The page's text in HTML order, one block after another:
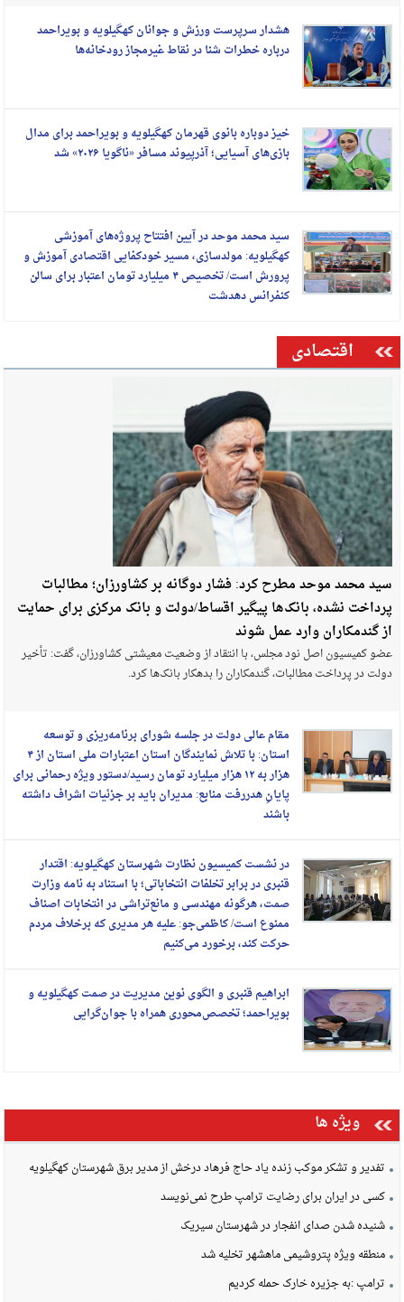
هشدار سرپرست ورزش و جوانان کهگیلویه و بویراحمد
درباره خطرات شنا در نقاط غیرمجاز رودخانه‌ها
خیز دوباره بانوی قهرمان کهگیلویه و بویراحمد برای مدال
بازی‌های آسیایی؛ آذرپیوند مسافر «ناگویا ۲۰۲۶» شد
سید محمد موحد در آیین افتتاح پروژه‌های آموزشی
کهگیلویه: مولدسازی، مسیر خودکفایی اقتصادی آموزش و
پرورش است/ تخصیص ۴ میلیارد تومان اعتبار برای سالن
کنفرانس دهدشت
اقتصادی
سید محمد موحد مطرح کرد: فشار دوگانه بر کشاورزان؛ مطالبات
پرداخت نشده، بانک‌ها پیگیر اقساط/دولت و بانک مرکزی برای حمایت
از گندمکاران وارد عمل شوند
عضو کمیسیون اصل نود مجلس، با انتقاد از وضعیت معیشتی کشاورزان، گفت: تأخیر
دولت در پرداخت مطالبات، گندمکاران را بدهکار بانک‌ها کرد.
مقام عالی دولت در جلسه شورای برنامه‌ریزی و توسعه
استان: با تلاش نمایندگان استان اعتبارات ملی استان از ۴
هزار به ۱۲ هزار میلیارد تومان رسید/دستور ویژه رحمانی برای
پایانِ هدررفت منابع: مدیران باید بر جزئیات اشراف داشته
باشند
در نشست کمیسیون نظارت شهرستان کهگیلویه: اقتدار
قنبری در برابر تخلفات انتخاباتی؛ با استناد به نامه وزارت
صمت، هرگونه مهندسی و مانع‌تراشی در انتخابات اصناف
ممنوع است/ کاظمی‌جو: علیه هر مدیری که برخلاف مردم
حرکت کند، برخورد می‌کنیم
ابراهیم قنبری و الگوی نوین مدیریت در صمت کهگیلویه و
بویراحمد؛ تخصص‌محوری همراه با جوان‌گرایی
ویژه ها
تفدیر و تشکر موکب زنده یاد حاج فرهاد درخش از مدیر برق شهرستان کهگیلویه
کسی در ایران برای رضایت ترامپ طرح نمی‌نویسد
شنیده شدن صدای انفجار در شهرستان سیریک
منطقه ویژه پتروشیمی ماهشهر تخلیه شد
ترامپ :به جزیره خارک حمله کردیم